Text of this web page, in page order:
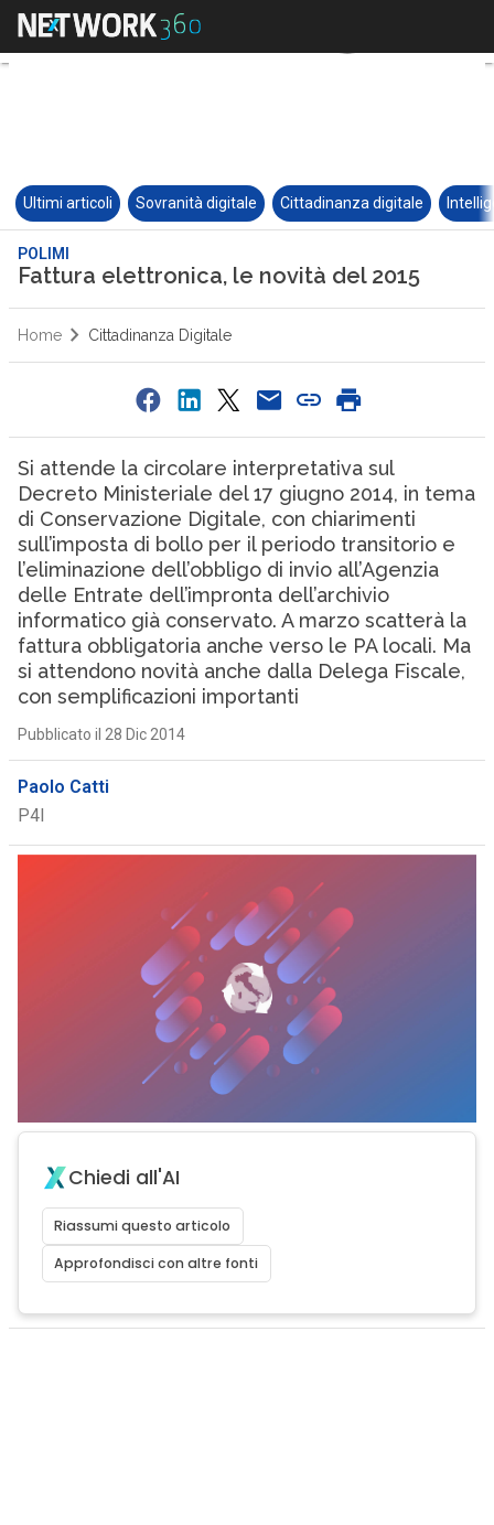
Ultimi articoli Sovranità digitale Cittadinanza digitale
POLIMI
Fattura elettronica, le novità del 2015
Home Cittadinanza Digitale
Si attende la circolare interpretativa sul
Decreto Ministeriale del 17 giugno 2014, in tema
di Conservazione Digitale, con chiarimenti
sull’imposta di bollo per il periodo transitorio e
l’eliminazione dell’obbligo di invio all’Agenzia
delle Entrate dell’impronta dell’archivio
informatico già conservato. A marzo scatterà la
fattura obbligatoria anche verso le PA locali. Ma
si attendono novità anche dalla Delega Fiscale,
con semplificazioni importanti
Pubblicato il 28 Dic 2014
Paolo Catti
P4I
Chiedi all'AI
Riassumi questo articolo
Approfondisci con altre fonti